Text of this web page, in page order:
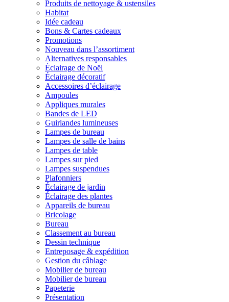
Produits de nettoyage & ustensiles
Habitat
Idée cadeau
Bons & Cartes cadeaux
Promotions
Nouveau dans l’assortiment
Alternatives responsables
Éclairage de Noël
Éclairage décoratif
Accessoires d’éclairage
Ampoules
Appliques murales
Bandes de LED
Guirlandes lumineuses
Lampes de bureau
Lampes de salle de bains
Lampes de table
Lampes sur pied
Lampes suspendues
Plafonniers
Éclairage de jardin
Éclairage des plantes
Appareils de bureau
Bricolage
Bureau
Classement au bureau
Dessin technique
Entreposage & expédition
Gestion du câblage
Mobilier de bureau
Mobilier de bureau
Papeterie
Présentation